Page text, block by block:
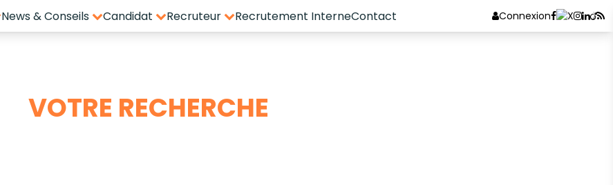
News & Conseils Candidat Recruteur Recrutement InterneContact Connexion
VOTRE RECHERCHE